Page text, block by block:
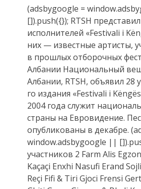
(adsbygoogle =
[]).push({}); RTSH
исполнителей «Festivali i
них — известные артисты,
в прошлых отборочных
Албании Национальный
Албании, RTSH, объявил 28
го издания «Festivali i
2004 года служит
страны на Евровидение.
опубликованы в декабре.
window.adsbygoogle ||
участников 2 Farm Alis
Kaçaçi Enxhi Nasufi Erand
Reçi Fifi & Tiri Gjoci Frensi